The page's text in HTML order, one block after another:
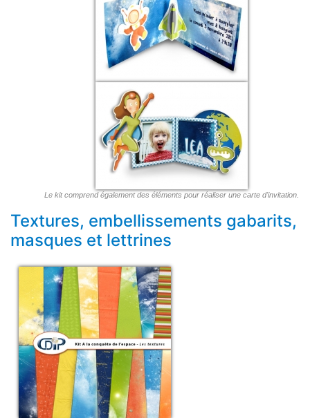
Le kit comprend également des éléments pour réaliser une carte d'invitation.
Textures, embellissements gabarits,
masques et lettrines